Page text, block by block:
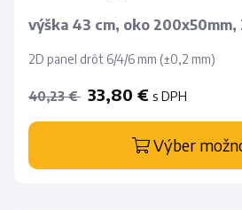
výška 43 cm, oko 200x50mm,
2D panel drôt 6/4/6 mm (±0,2 mm)
40,23 € 33,80 € s DPH
Výber